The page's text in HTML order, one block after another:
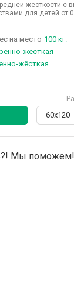
60х120
жёсткости с
для детей от
на место 100 кг.
жёсткая
жёсткая